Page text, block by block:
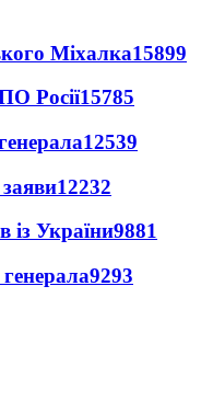
Міхалка15899
Росії15785
12539
заяви12232
із України9881
9293